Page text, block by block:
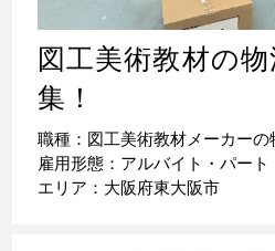
図工美術教材の
集！
職種：図工美術教材メーカーの
雇用形態：アルバイト・パート
エリア：大阪府東大阪市